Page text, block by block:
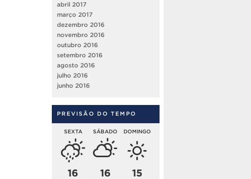
abril 2017
março 2017
dezembro 2016
novembro 2016
outubro 2016
setembro 2016
agosto 2016
julho 2016
junho 2016
PREVISÃO DO TEMPO
SEXTA
16
SÁBADO
16
DOMINGO
15